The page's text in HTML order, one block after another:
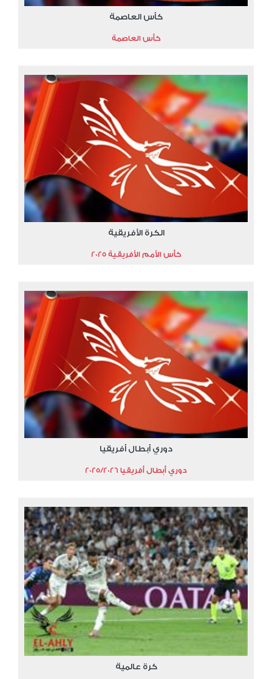
كأس العاصمة
كأس العاصمة
الكرة الأفريقية
كأس الأمم الأفريقية 2025
دوري أبطال أفريقيا
دوري أبطال أفريقيا 2025/2026
كرة عالمية